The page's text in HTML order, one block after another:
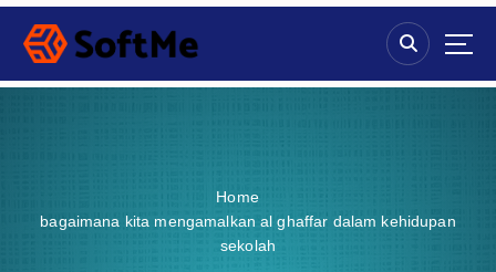
S
p
Home
bagaimana kita mengamalkan al ghaffar dalam kehidupan
sekolah